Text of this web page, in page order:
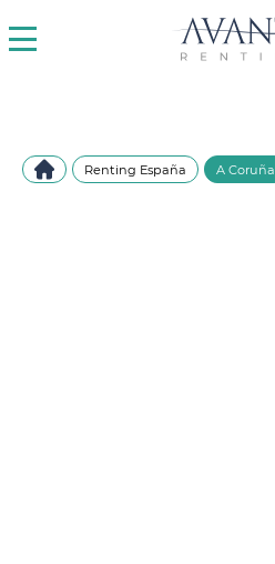
Renting España A Coruña